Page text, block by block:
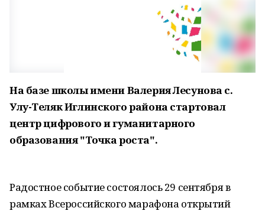
На базе школы имени Валерия Лесунова с.
Улу-Теляк Иглинского района стартовал
центр цифрового и гуманитарного
образования "Точка роста".
Радостное событие состоялось 29 сентября в
рамках Всероссийского марафона открытий